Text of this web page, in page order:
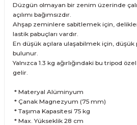
Düzgün olmayan bir zenim üzerinde
açılımı bağımsızdır.
Ahşap zeminlere sabitlemek için,
lastik pabuçları vardır.
En düşük açılara ulaşabilmek için,
bulunur.
Yalnızca 1.3 kg ağırlığındaki bu tripod
gelir.
* Materyal Alüminyum
* Çanak Magnezyum (75 mm)
* Taşıma Kapasitesi 75 kg
* Max. Yükseklik 28 cm